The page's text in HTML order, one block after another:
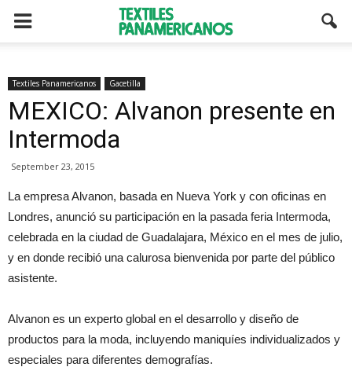
Textiles Panamericanos Gacetilla
MEXICO: Alvanon presente en
Intermoda
September 23, 2015
La empresa Alvanon, basada en Nueva York y con oficinas en
Londres, anunció su participación en la pasada feria Intermoda,
celebrada en la ciudad de Guadalajara, México en el mes de julio,
y en donde recibió una calurosa bienvenida por parte del público
asistente.
Alvanon es un experto global en el desarrollo y diseño de
productos para la moda, incluyendo maniquíes individualizados y
especiales para diferentes demografías.